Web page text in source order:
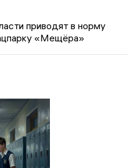
приводят в норму
«Мещёра»